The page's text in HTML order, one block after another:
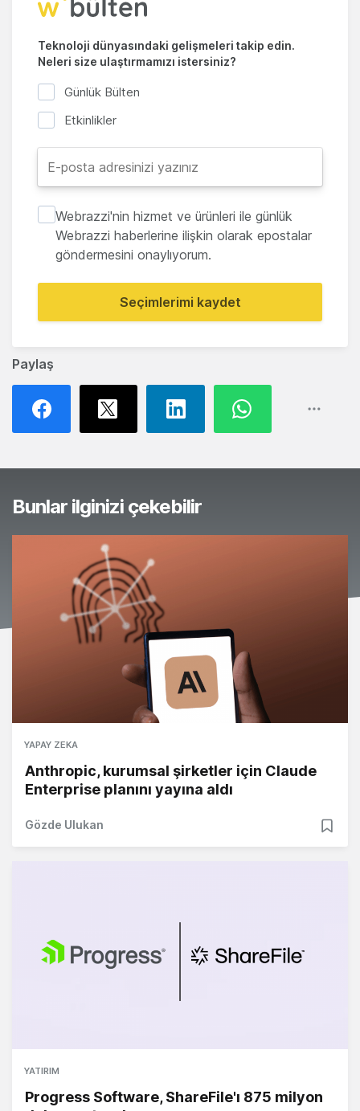
Paylaş
Teknoloji dünyasındaki gelişmeleri takip edin.
Neleri size ulaştırmamızı istersiniz?
Günlük Bülten
Etkinlikler
Webrazzi'nin hizmet ve ürünleri ile günlük
Webrazzi haberlerine ilişkin olarak epostalar
göndermesini onaylıyorum.
Seçimlerimi kaydet
Bunlar ilginizi çekebilir
YAPAY ZEKA
Anthropic, kurumsal şirketler için Claude
Enterprise planını yayına aldı
Gözde Ulukan
YATIRIM
Progress Software, ShareFile'ı 875 milyon